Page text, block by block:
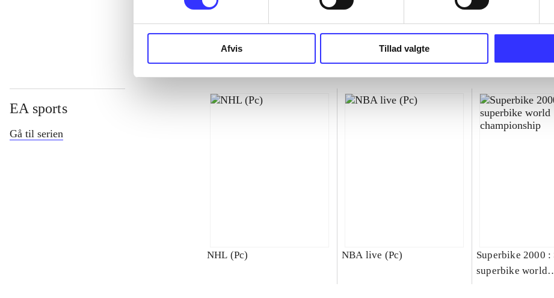
Afvis Tillad valgte
EA sports
Gå til serien
NHL (Pc) NBA live (Pc)
Superbike 2000 :
superbike world